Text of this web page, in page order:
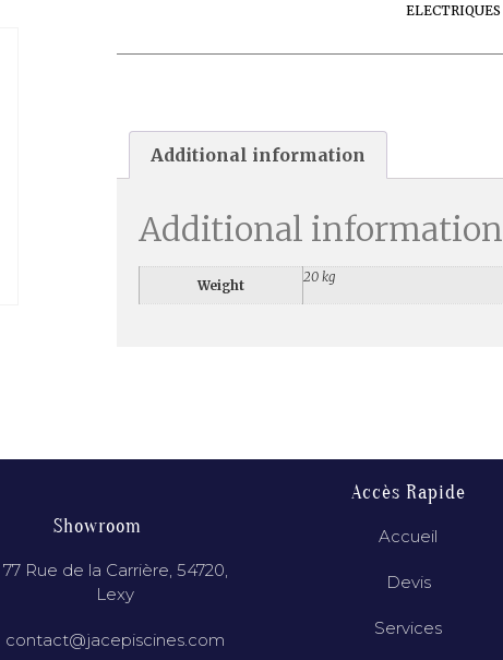
ELECTRIQUES
Additional information
Additional information
Weight
20 kg
Showroom
77 Rue de la Carrière, 54720,
Lexy
contact@jacepiscines.com
Accès Rapide
Accueil
Devis
Services